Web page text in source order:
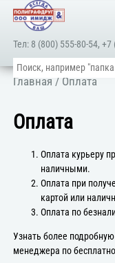
Тел: 8 (800) 555-80-54,+7
Главная / Оплата
Оплата
Оплата курьеру
наличными.
Оплата при
картой или
Оплата по
Узнать более
менеджера по